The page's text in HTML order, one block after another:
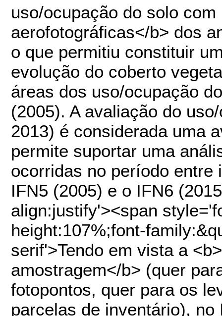
uso/ocupação do solo
aerofotográficas</b> dos
o que permitiu constituir
evolução do coberto
áreas dos uso/ocupação
(2005). A avaliação do
2013) é considerada uma
permite suportar uma
ocorridas no período entre
IFN5 (2005) e o IFN6
align:justify'><span
height:107%;font-
serif'>Tendo em vista a
amostragem</b> (quer
fotopontos, quer para os
parcelas de inventário),